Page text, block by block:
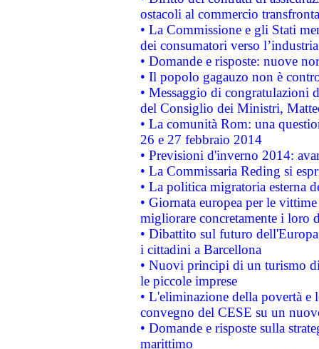
ostacoli al commercio
• La Commissione e gli Stati
dei consumatori verso
• Domande e risposte: nuove
• Il popolo gagauzo non è
• Messaggio di congratulazioni
del Consiglio dei Ministri,
• La comunità Rom: una
26 e 27 febbraio 2014
• Previsioni d'inverno 2014:
• La Commissaria Reding si
• La politica migratoria esterna
• Giornata europea per le
migliorare concretamente i loro
• Dibattito sul futuro
i cittadini a Barcellona
• Nuovi principi di un turismo
le piccole imprese
• L'eliminazione della povertà
convegno del CESE su un
• Domande e risposte sulla
marittimo